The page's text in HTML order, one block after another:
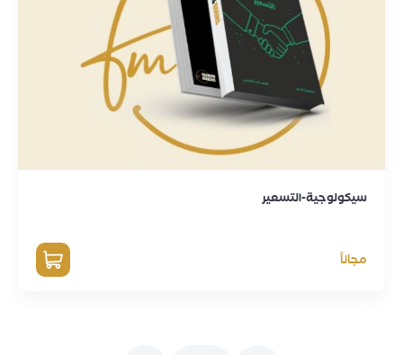
مجاناً